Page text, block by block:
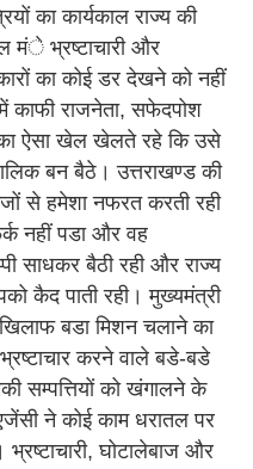
का कार्यकाल राज्य की
मंे भ्रष्टाचारी और
का कोई डर देखने को नहीं
में काफी राजनेता, सफेदपोश
ऐसा खेल खेलते रहे कि उसे
बन बैठे। उत्तराखण्ड की
से हमेशा नफरत करती रही
नहीं पडा और वह
साधकर बैठी रही और राज्य
पाती रही। मुख्यमंत्री
बडा मिशन चलाने का
करने वाले बडे-बडे
सम्पत्तियों को खंगालने के
ने कोई काम धरातल पर
घोटालेबाज और